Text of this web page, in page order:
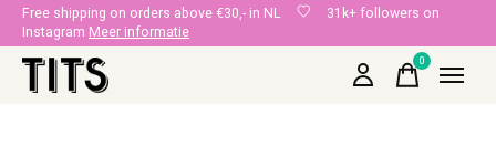
Free shipping on orders above €30,- in NL
31k+ followers on
Instagram Meer informatie
0items